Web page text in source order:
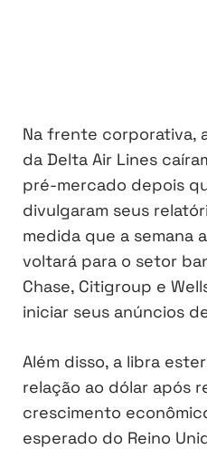
Na frente corporativa,
da Delta Air Lines
pré-mercado depois
divulgaram seus
medida que a semana
voltará para o setor
Chase, Citigroup e
iniciar seus anúncios
Além disso, a libra
relação ao dólar após
crescimento
esperado do Reino